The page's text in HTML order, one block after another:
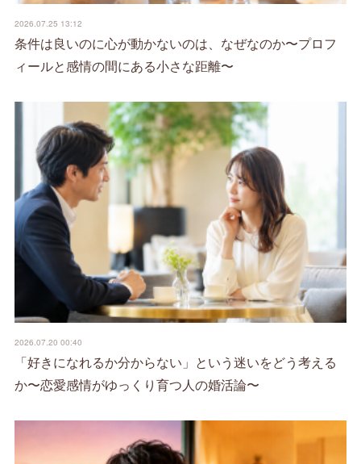
2026.07.25 13:12
条件は良いのに心が動かないのは、なぜなのか〜プロフ
ィールと感情の間にある小さな距離〜
2026.07.20 00:40
「好きになれるか分からない」という迷いをどう考える
か〜恋愛感情がゆっくり育つ人の婚活論〜